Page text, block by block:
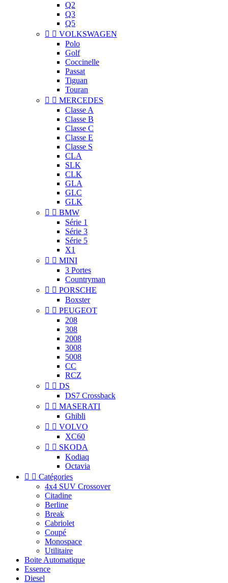
Q2
Q3
Q5
  VOLKSWAGEN
Polo
Golf
Coccinelle
Passat
Tiguan
Touran
  MERCEDES
Classe A
Classe B
Classe C
Classe E
Classe S
CLA
SLK
CLK
GLA
GLC
GLK
  BMW
Série 1
Série 3
Série 5
X1
  MINI
3 Portes
Countryman
  PORSCHE
Boxster
  PEUGEOT
208
308
2008
3008
5008
CC
RCZ
  DS
DS7 Crossback
  MASERATI
Ghibli
  VOLVO
XC60
  SKODA
Kodiaq
Octavia
  Catégories
4x4 SUV Crossover
Citadine
Berline
Break
Cabriolet
Coupé
Monospace
Utilitaire
Boite Automatique
Essence
Diesel